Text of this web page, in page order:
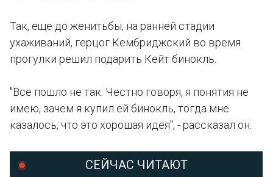
Так, еще до женитьбы, на ранней стадии
ухаживаний, герцог Кембриджский во время
прогулки решил подарить Кейт бинокль.
"Все пошло не так. Честно говоря, я понятия не
имею, зачем я купил ей бинокль, тогда мне
казалось, что это хорошая идея", - рассказал он.
СЕЙЧАС ЧИТАЮТ